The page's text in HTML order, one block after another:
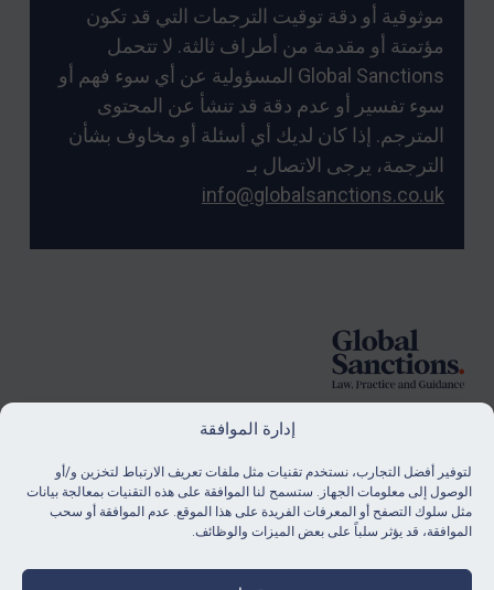
إدارة الموافقة
لتوفير أفضل التجارب، نستخدم تقنيات مثل ملفات تعريف الارتباط لتخزين و/أو
الوصول إلى معلومات الجهاز. ستسمح لنا الموافقة على هذه التقنيات بمعالجة بيانات
مثل سلوك التصفح أو المعرفات الفريدة على هذا الموقع. عدم الموافقة أو سحب
الموافقة، قد يؤثر سلباً على بعض الميزات والوظائف.
موثوقية أو دقة توقيت الترجمات التي قد تكون
مؤتمتة أو مقدمة من أطراف ثالثة. لا تتحمل
Global Sanctions المسؤولية عن أي سوء فهم أو
سوء تفسير أو عدم دقة قد تنشأ عن المحتوى
المترجم. إذا كان لديك أي أسئلة أو مخاوف بشأن
الترجمة، يرجى الاتصال بـ
info@globalsanctions.co.uk
الاشتراك
ابق على اطلاع دائم بآخر أخبارنا ومواردنا.